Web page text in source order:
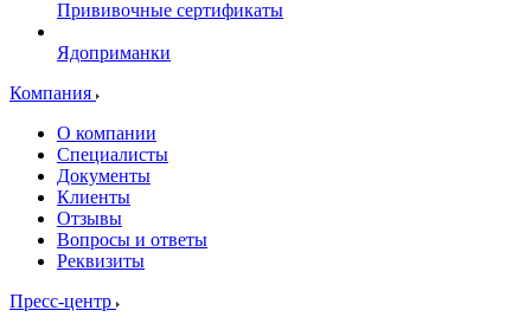
Прививочные сертификаты
Ядоприманки
Компания
О компании
Специалисты
Документы
Клиенты
Отзывы
Вопросы и ответы
Реквизиты
Пресс-центр